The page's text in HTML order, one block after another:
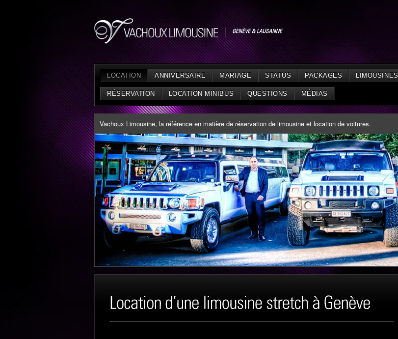
LOCATION ANNIVERSAIRE MARIAGE STATUS PACKAGES LIMOUSINES
RÉSERVATION LOCATION MINIBUS QUESTIONS MÉDIAS
Vachoux Limousine, la référence en matière de réservation de limousine et location de voitures.